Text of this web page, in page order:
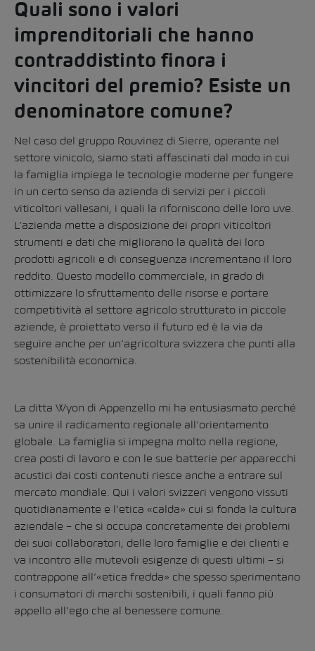
Quali sono i valori
imprenditoriali che hanno
contraddistinto finora i
vincitori del premio? Esiste un
denominatore comune?
Nel caso del gruppo Rouvinez di Sierre, operante nel
settore vinicolo, siamo stati affascinati dal modo in cui
la famiglia impiega le tecnologie moderne per fungere
in un certo senso da azienda di servizi per i piccoli
viticoltori vallesani, i quali la riforniscono delle loro uve.
L’azienda mette a disposizione dei propri viticoltori
strumenti e dati che migliorano la qualità dei loro
prodotti agricoli e di conseguenza incrementano il loro
reddito. Questo modello commerciale, in grado di
ottimizzare lo sfruttamento delle risorse e portare
competitività al settore agricolo strutturato in piccole
aziende, è proiettato verso il futuro ed è la via da
seguire anche per un’agricoltura svizzera che punti alla
sostenibilità economica.
La ditta Wyon di Appenzello mi ha entusiasmato perché
sa unire il radicamento regionale all’orientamento
globale. La famiglia si impegna molto nella regione,
crea posti di lavoro e con le sue batterie per apparecchi
acustici dai costi contenuti riesce anche a entrare sul
mercato mondiale. Qui i valori svizzeri vengono vissuti
quotidianamente e l’etica «calda» cui si fonda la cultura
aziendale – che si occupa concretamente dei problemi
dei suoi collaboratori, delle loro famiglie e dei clienti e
va incontro alle mutevoli esigenze di questi ultimi – si
contrappone all’«etica fredda» che spesso sperimentano
i consumatori di marchi sostenibili, i quali fanno più
appello all’ego che al benessere comune.